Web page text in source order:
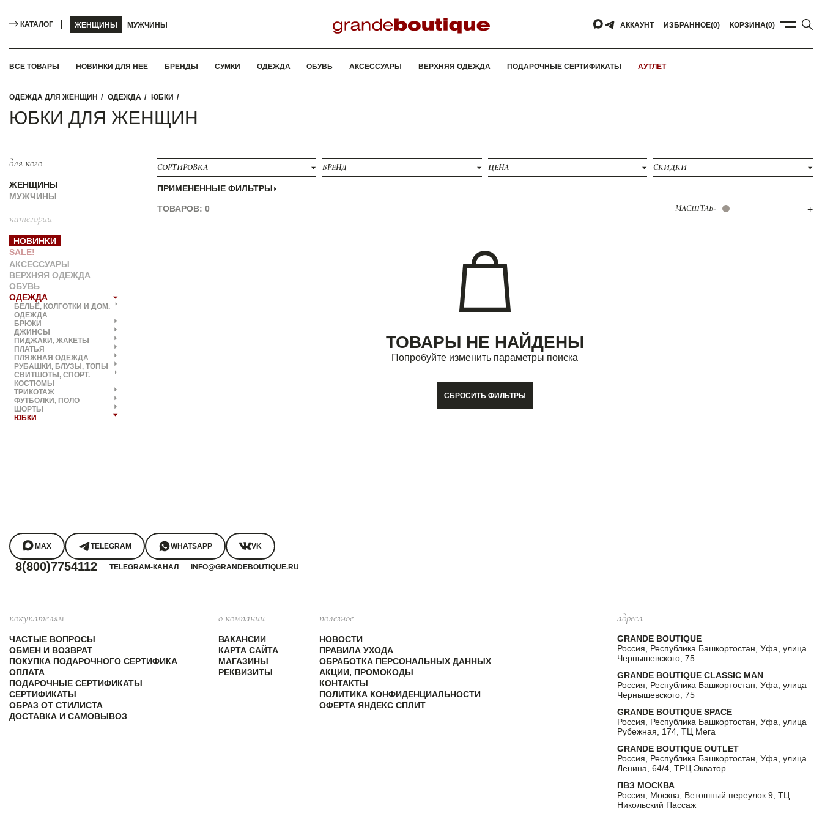
КАТАЛОГ ЖЕНЩИНЫ МУЖЧИНЫ АККАУНТ ИЗБРАННОЕ(0) КОРЗИНА(0)
ВСЕ ТОВАРЫ НОВИНКИ ДЛЯ НЕЕ БРЕНДЫ СУМКИ ОДЕЖДА ОБУВЬ АКСЕССУАРЫ ВЕРХНЯЯ ОДЕЖДА ПОДАРОЧНЫЕ СЕРТИФИКАТЫ АУТЛЕТ
ОДЕЖДА ДЛЯ ЖЕНЩИН ОДЕЖДА ЮБКИ
ЮБКИ ДЛЯ ЖЕНЩИН
для кого
ЖЕНЩИНЫ
МУЖЧИНЫ
категории
НОВИНКИ
SALE!
АКСЕССУАРЫ
ВЕРХНЯЯ ОДЕЖДА
ОБУВЬ
ОДЕЖДА
БЕЛЬЁ, КОЛГОТКИ И ДОМ.
ОДЕЖДА
БРЮКИ
ДЖИНСЫ
ПИДЖАКИ, ЖАКЕТЫ
ПЛАТЬЯ
ПЛЯЖНАЯ ОДЕЖДА
РУБАШКИ, БЛУЗЫ, ТОПЫ
СВИТШОТЫ, СПОРТ.
КОСТЮМЫ
ТРИКОТАЖ
ФУТБОЛКИ, ПОЛО
ШОРТЫ
ЮБКИ
СОРТИРОВКА БРЕНД ЦЕНА СКИДКИ
ПРИМЕНЕННЫЕ ФИЛЬТРЫ
ТОВАРОВ: 0 МАСШТАБ- +
ТОВАРЫ НЕ НАЙДЕНЫ
Попробуйте изменить параметры поиска
СБРОСИТЬ ФИЛЬТРЫ
MAX TELEGRAM WHATSAPP VK
8(800)7754112 TELEGRAM-КАНАЛ INFO@GRANDEBOUTIQUE.RU
покупателям
ЧАСТЫЕ ВОПРОСЫ
ОБМЕН И ВОЗВРАТ
ПОКУПКА ПОДАРОЧНОГО СЕРТИФИКА
ОПЛАТА
ПОДАРОЧНЫЕ СЕРТИФИКАТЫ
СЕРТИФИКАТЫ
ОБРАЗ ОТ СТИЛИСТА
ДОСТАВКА И САМОВЫВОЗ
о компании
ВАКАНСИИ
КАРТА САЙТА
МАГАЗИНЫ
РЕКВИЗИТЫ
полезное
НОВОСТИ
ПРАВИЛА УХОДА
ОБРАБОТКА ПЕРСОНАЛЬНЫХ ДАННЫХ
АКЦИИ, ПРОМОКОДЫ
КОНТАКТЫ
ПОЛИТИКА КОНФИДЕНЦИАЛЬНОСТИ
ОФЕРТА ЯНДЕКС СПЛИТ
адреса
GRANDE BOUTIQUE
Россия, Республика Башкортостан, Уфа, улица
Чернышевского, 75
GRANDE BOUTIQUE CLASSIC MAN
Россия, Республика Башкортостан, Уфа, улица
Чернышевского, 75
GRANDE BOUTIQUE SPACE
Россия, Республика Башкортостан, Уфа, улица
Рубежная, 174, ТЦ Мега
GRANDE BOUTIQUE OUTLET
Россия, Республика Башкортостан, Уфа, улица
Ленина, 64/4, ТРЦ Экватор
ПВЗ МОСКВА
Россия, Москва, Ветошный переулок 9, ТЦ
Никольский Пассаж